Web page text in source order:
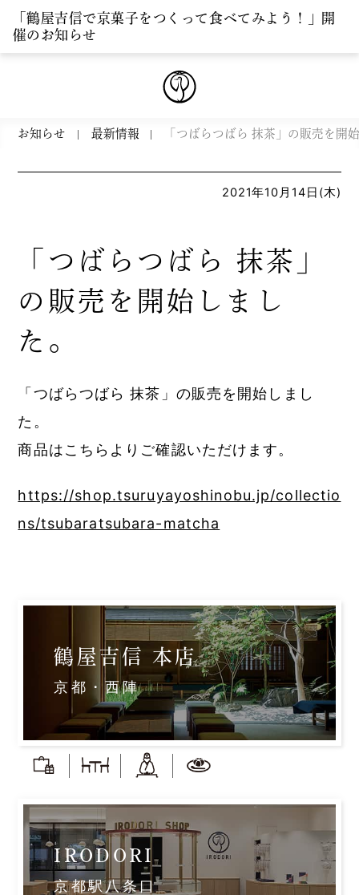
「鶴屋吉信で京菓子をつくって食べてみよう！」開
催のお知らせ
2021年10月14日(木)
「つばらつばら 抹茶」
の販売を開始しまし
た。
「つばらつばら 抹茶」の販売を開始しまし
た。
商品はこちらよりご確認いただけます。
https://shop.tsuruyayoshinobu.jp/collectio
ns/tsubaratsubara-matcha
鶴屋吉信 本店
京都・西陣
IRODORI
京都駅八条口
お知らせ 最新情報 「つばらつばら 抹茶」の販売を開